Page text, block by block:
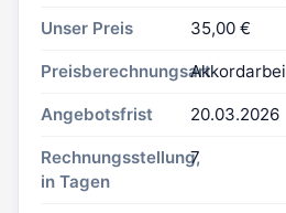
Unser Preis 35,00 €
Preisberechnungsart
Angebotsfrist 20.03.2026
Rechnungsstellung,
in Tagen
7